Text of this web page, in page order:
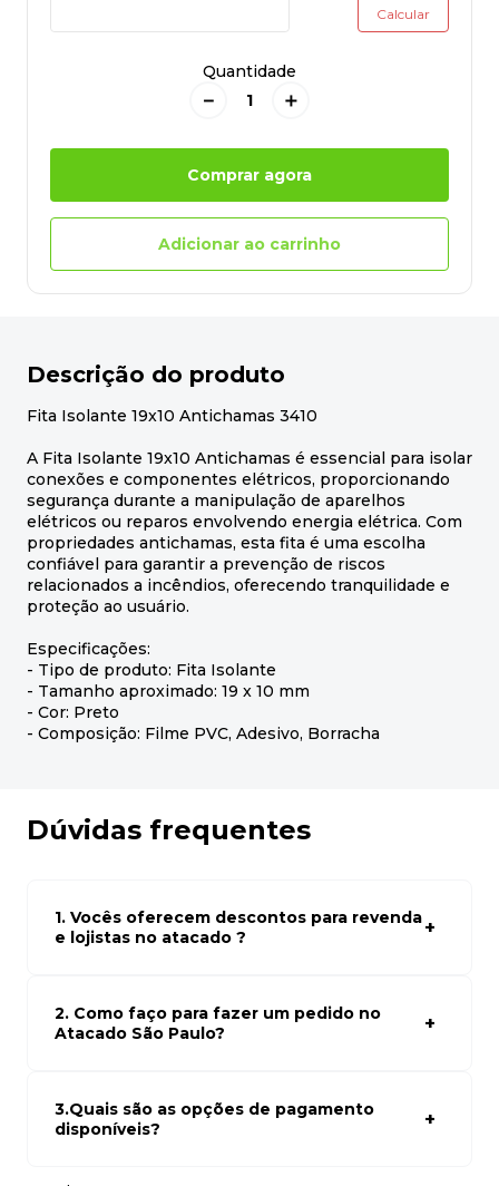
Quantidade
＋
－
Comprar agora
Adicionar ao carrinho
Descrição do produto
Fita Isolante 19x10 Antichamas 3410
A Fita Isolante 19x10 Antichamas é essencial para isolar
conexões e componentes elétricos, proporcionando
segurança durante a manipulação de aparelhos
elétricos ou reparos envolvendo energia elétrica. Com
propriedades antichamas, esta fita é uma escolha
confiável para garantir a prevenção de riscos
relacionados a incêndios, oferecendo tranquilidade e
proteção ao usuário.
Especificações:
- Tipo de produto: Fita Isolante
- Tamanho aproximado: 19 x 10 mm
- Cor: Preto
- Composição: Filme PVC, Adesivo, Borracha
Dúvidas frequentes
1. Vocês oferecem descontos para revenda
e lojistas no atacado ?
atacado empresas e compre com os melhores preços
para seu modelo de negócio
2. Como faço para fazer um pedido no
Atacado São Paulo?
carrinho. Em seguida, siga as instruções para finalizar a
compra. Se precisar de ajuda, nossa equipe de suporte
está à disposição para auxiliá-lo.
3.Quais são as opções de pagamento
disponíveis?